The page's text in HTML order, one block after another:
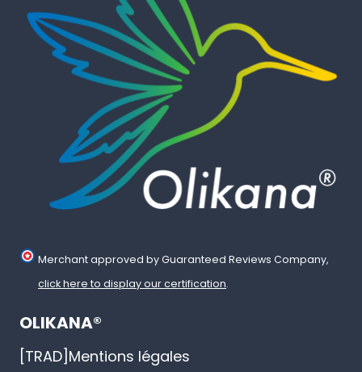
Merchant approved by Guaranteed Reviews Company,
click here to display our certification.
OLIKANA®
[TRAD]Mentions légales